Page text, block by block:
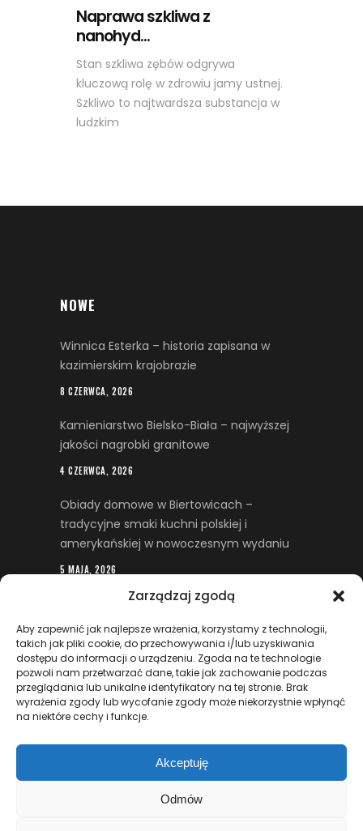
Zarządzaj zgodą
Aby zapewnić jak najlepsze wrażenia, korzystamy z technologii,
takich jak pliki cookie, do przechowywania i/lub uzyskiwania
dostępu do informacji o urządzeniu. Zgoda na te technologie
pozwoli nam przetwarzać dane, takie jak zachowanie podczas
przeglądania lub unikalne identyfikatory na tej stronie. Brak
wyrażenia zgody lub wycofanie zgody może niekorzystnie wpłynąć
na niektóre cechy i funkcje.
Akceptuję
Odmów
Naprawa szkliwa z
nanohyd...
Stan szkliwa zębów odgrywa
kluczową rolę w zdrowiu jamy ustnej.
Szkliwo to najtwardsza substancja w
ludzkim
NOWE
Winnica Esterka – historia zapisana w
kazimierskim krajobrazie
8 CZERWCA, 2026
Kamieniarstwo Bielsko-Biała – najwyższej
jakości nagrobki granitowe
4 CZERWCA, 2026
Obiady domowe w Biertowicach –
tradycyjne smaki kuchni polskiej i
amerykańskiej w nowoczesnym wydaniu
5 MAJA, 2026
Restrukturyzacja firmy – kiedy trudna
sytuacja finansowa wymaga wsparcia
prawnego
29 KWIETNIA, 2026
Kadry i płace jako fundament sprawnego
zarządzania personelem w firmie
7 KWIETNIA, 2026